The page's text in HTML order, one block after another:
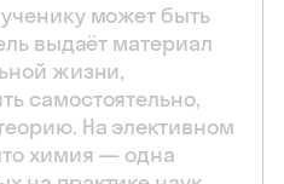
может быть
выдаёт материал
жизни,
самостоятельно,
На элективном
химия — одна